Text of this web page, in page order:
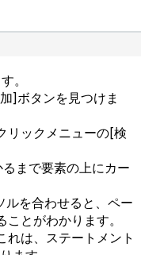
。
]ボタンを見つけま
リックメニューの[検
まで要素の上にカー
を合わせると、ペー
とがわかります。
れは、ステートメント